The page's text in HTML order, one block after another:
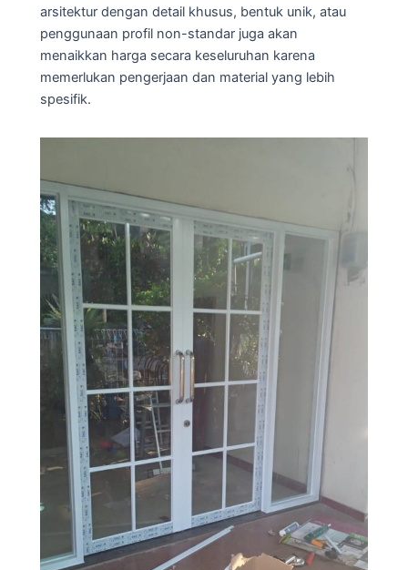
arsitektur dengan detail khusus, bentuk unik, atau
penggunaan profil non-standar juga akan
menaikkan harga secara keseluruhan karena
memerlukan pengerjaan dan material yang lebih
spesifik.